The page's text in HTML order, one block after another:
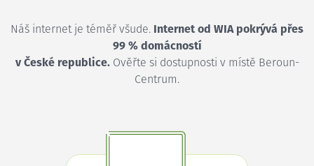
Náš internet je téměř všude. Internet od WIA pokrývá přes
99 % domácností
v České republice.Ověřte si dostupnosti v místě Beroun-
Centrum.